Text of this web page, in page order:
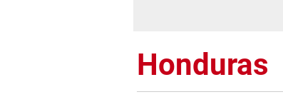
Honduras